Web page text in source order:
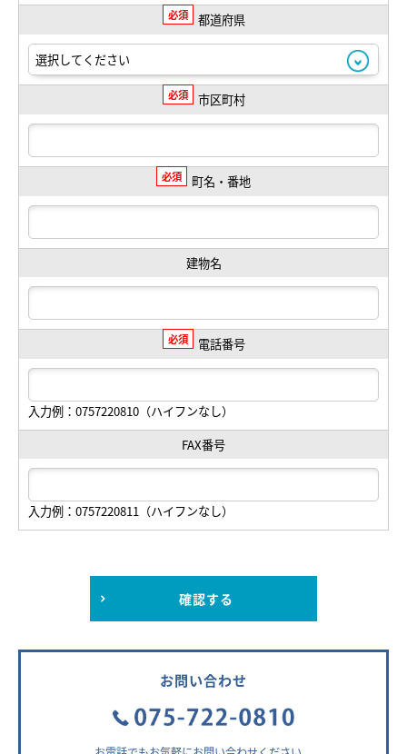
必須 都道府県
必須 市区町村
必須 町名・番地
建物名
必須 電話番号
入力例：0757220810（ハイフンなし）
FAX番号
入力例：0757220811（ハイフンなし）
確認する
お問い合わせ